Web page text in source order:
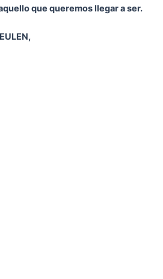
que queremos llegar a ser.